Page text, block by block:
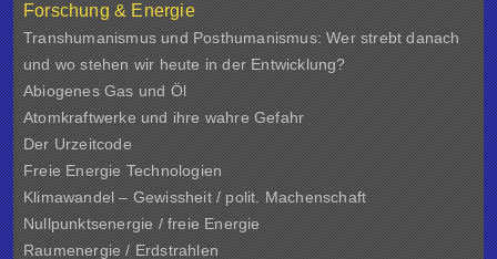
Forschung & Energie
Transhumanismus und Posthumanismus: Wer strebt danach
und wo stehen wir heute in der Entwicklung?
Abiogenes Gas und Öl
Atomkraftwerke und ihre wahre Gefahr
Der Urzeitcode
Freie Energie Technologien
Klimawandel – Gewissheit / polit. Machenschaft
Nullpunktsenergie / freie Energie
Raumenergie / Erdstrahlen